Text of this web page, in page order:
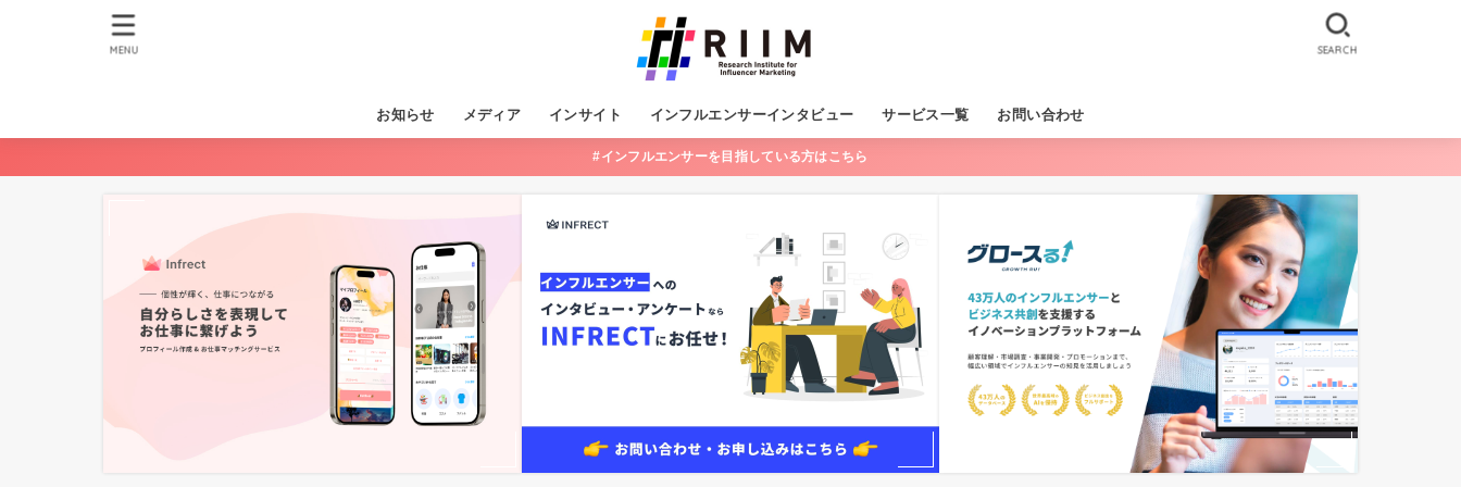
お知らせ メディア
インフルエンサーマーケティング
インサイト インフルエンサーインタビュー サービス一覧 お問い合わせ
SEARCH
MENU
#インフルエンサーを目指している方はこちら